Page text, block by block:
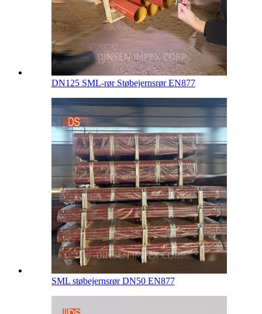
DN125 SML-rør Støbejernsrør EN877
SML støbejernsrør DN50 EN877